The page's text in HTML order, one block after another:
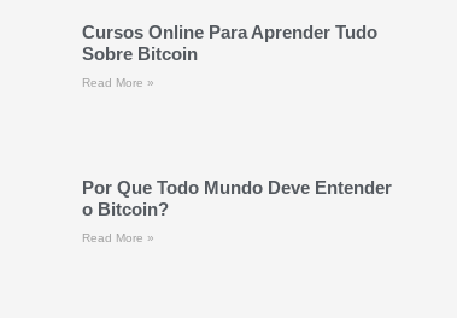
Cursos Online Para Aprender Tudo
Sobre Bitcoin
Read More »
Por Que Todo Mundo Deve Entender
o Bitcoin?
Read More »